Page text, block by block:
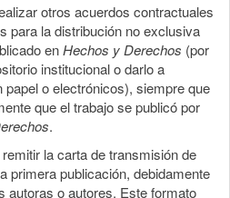
otros acuerdos contractuales
para la distribución no exclusiva
enHechos y Derechos (por
institucional o darlo a
o electrónicos), siempre que
que el trabajo se publicó por
.
la carta de transmisión de
primera publicación, debidamente
autoras o autores. Este formato